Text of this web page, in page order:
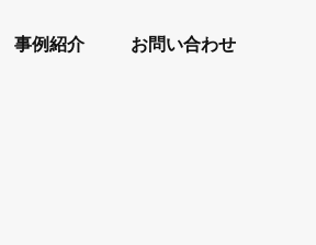
事例紹介 お問い合わせ